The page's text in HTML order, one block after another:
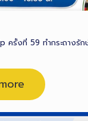
ครั้งที่ 59 ทำกระถางรัก